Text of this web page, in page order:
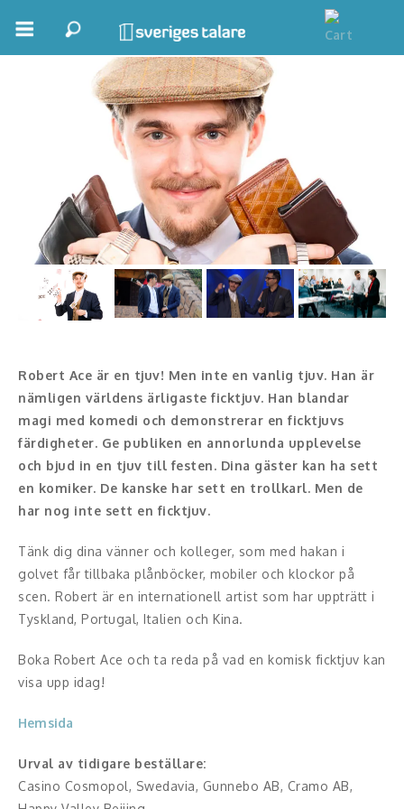
Boka ett möte
Samhällsnytta
Inspirerande Föreläsare
Personlig utveckling, målsättning
Life Stories & Trivsel
Keynote
Moderator
Konferencier
Workshopledare, facilitator
Radio och TV-profiler
Underhållning och event
Event
Ljus och belysning
Komiker
Konst
Robert Ace
Robert Ace är en tjuv! Men inte en vanlig tjuv. Han är
nämligen världens ärligaste ficktjuv. Han blandar
magi med komedi och demonstrerar en ficktjuvs
färdigheter. Ge publiken en annorlunda upplevelse
och bjud in en tjuv till festen. Dina gäster kan ha sett
en komiker. De kanske har sett en trollkarl. Men de
har nog inte sett en ficktjuv.
Tänk dig dina vänner och kolleger, som med hakan i
golvet får tillbaka plånböcker, mobiler och klockor på
scen. Robert är en internationell artist som har uppträtt i
Tyskland, Portugal, Italien och Kina.
Boka Robert Ace och ta reda på vad en komisk ficktjuv kan
visa upp idag!
Hemsida
Urval av tidigare beställare:
Casino Cosmopol, Swedavia, Gunnebo AB, Cramo AB,